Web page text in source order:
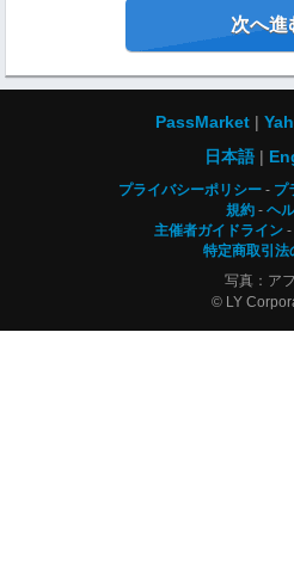
次へ進
PassMarket
日本語
プライバシーポリシー
プ
規約
ヘ
主催者ガイドライン
特定商取引法
写真：ア
© LY